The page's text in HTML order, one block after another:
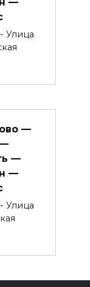
Улица
—
—
—
Улица